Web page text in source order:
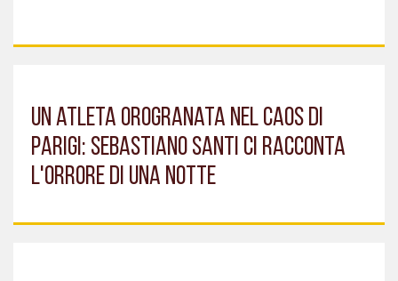
Un atleta orogranata nel Caos di
Parigi: Sebastiano Santi ci racconta
l'orrore di una notte